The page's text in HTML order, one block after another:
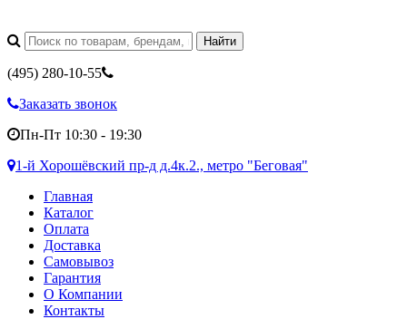
(495) 280-10-55
Заказать звонок
Пн-Пт 10:30 - 19:30
1-й Хорошёвский пр-д д.4к.2., метро "Беговая"
Главная
Каталог
Оплата
Доставка
Самовывоз
Гарантия
О Компании
Контакты